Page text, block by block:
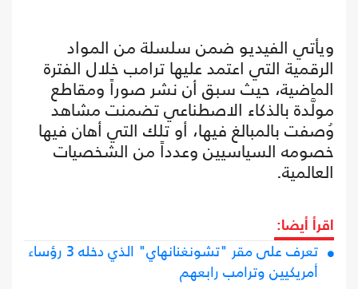
ويأتي الفيديو ضمن سلسلة من المواد
الرقمية التي اعتمد عليها ترامب خلال الفترة
الماضية، حيث سبق أن نشر صوراً ومقاطع
مولَّدة بالذكاء الاصطناعي تضمنت مشاهد
وُصفت بالمبالغ فيها، أو تلك التي أهان فيها
خصومه السياسيين وعدداً من الشخصيات
العالمية.
اقرأ أيضا:
تعرف على مقر "تشونغنانهاي" الذي دخله 3 رؤساء
أمريكيين وترامب رابعهم